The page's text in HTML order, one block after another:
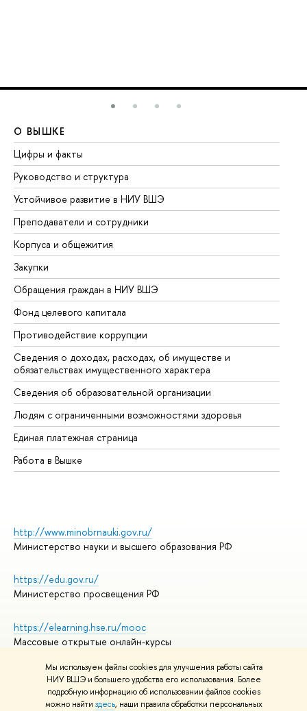
Мы используем файлы cookies для улучшения работы сайта
НИУ ВШЭ и большего удобства его использования. Более
подробную информацию об использовании файлов cookies
можно найти здесь, наши правила обработки персональных
О ВЫШКЕ
Цифры и факты
Руководство и структура
Устойчивое развитие в НИУ ВШЭ
Преподаватели и сотрудники
Корпуса и общежития
Закупки
Обращения граждан в НИУ ВШЭ
Фонд целевого капитала
Противодействие коррупции
Сведения о доходах, расходах, об имуществе и
обязательствах имущественного характера
Сведения об образовательной организации
Людям с ограниченными возможностями здоровья
Единая платежная страница
Работа в Вышке
http://www.minobrnauki.gov.ru/
Министерство науки и высшего образования РФ
https://edu.gov.ru/
Министерство просвещения РФ
https://elearning.hse.ru/mooc
Массовые открытые онлайн-курсы
© НИУ ВШЭ 1993–2026
Адреса и контакты